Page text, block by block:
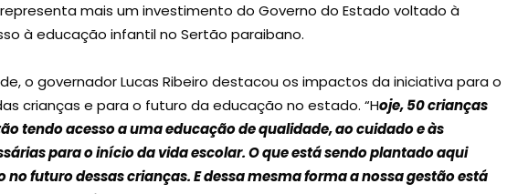
mais um investimento do Governo do Estado voltado à
à educação infantil no Sertão paraibano.
o governador Lucas Ribeiro destacou os impactos da iniciativa para o
crianças e para o futuro da educação no estado. “Hoje, 50 crianças
tendo acesso a uma educação de qualidade, ao cuidado e às
para o início da vida escolar. O que está sendo plantado aqui
no futuro dessas crianças. E dessa mesma forma a nossa gestão está